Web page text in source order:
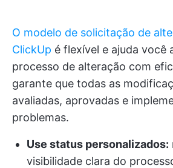
O modelo de solicitação de
ClickUp é flexível e ajuda você
processo de alteração com
garante que todas as
avaliadas, aprovadas e
problemas.
Use status personalizados:
visibilidade clara do